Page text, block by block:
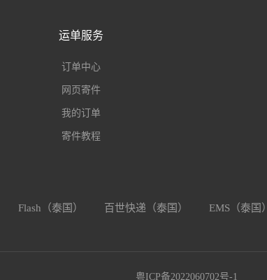
运单服务
订单中心
网页寄件
我的订单
寄件教程
Flash（泰国） 百世快递（泰国） EMS（泰国）
粤ICP备2022060702号-1